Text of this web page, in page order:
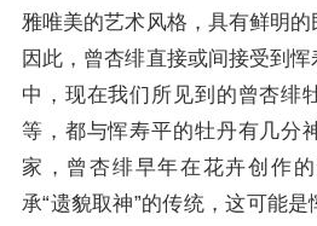
雅唯美的艺术风格，具有鲜明的
因此，曾杏绯直接或间接受到
中，现在我们所见到的曾杏绯
等，都与恽寿平的牡丹有几分
家，曾杏绯早年在花卉创作
承“遗貌取神”的传统，这可能